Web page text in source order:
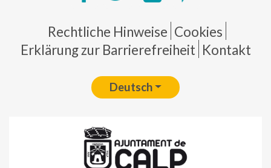
Pie de página
Rechtliche Hinweise Cookies
Erklärung zur Barrierefreiheit Kontakt
Deutsch